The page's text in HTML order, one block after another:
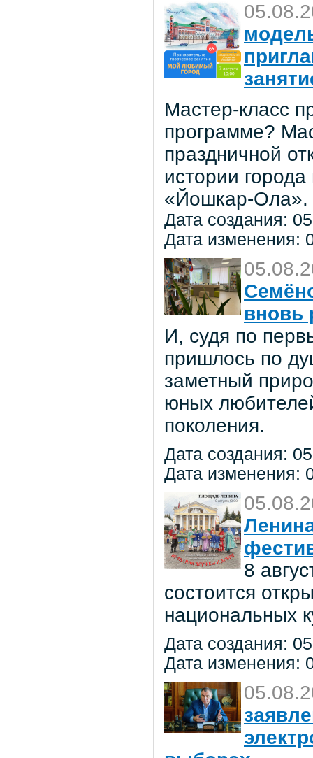
Мастер-класс
программе?
праздничной
истории
«Йошкар-Ола».
Дата создания:
Дата изменения:
вновь
И, судя по
пришлось по
заметный
юных
поколения.
Дата создания:
Дата изменения:
8
состоится
национальных
Дата создания:
Дата изменения: